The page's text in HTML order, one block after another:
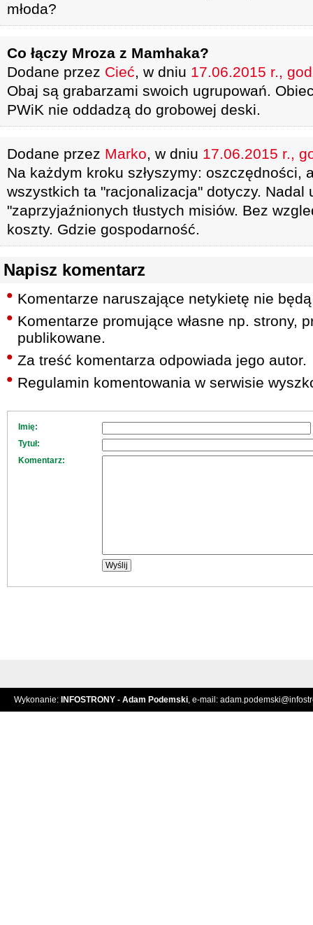
młoda?
Co łączy Mroza z Mamhaka?
Dodane przez Cieć, w dniu 17.06.2015 r.,
Obaj są grabarzami swoich ugrupowań.
PWiK nie oddadzą do grobowej deski.
Dodane przez Marko, w dniu 17.06.2015 r.,
Na każdym kroku szłyszymy: oszczędności,
wszystkich ta "racjonalizacja" dotyczy. Nadal
"zaprzyjaźnionych tłustych misiów. Bez
koszty. Gdzie gospodarność.
Napisz komentarz
Komentarze naruszające netykietę nie
Komentarze promujące własne np. strony,
publikowane.
Za treść komentarza odpowiada jego autor.
Regulamin komentowania w serwisie
Imię:
Tytuł:
Komentarz:
Wykonanie: INFOSTRONY - Adam Podemski, e-mail: